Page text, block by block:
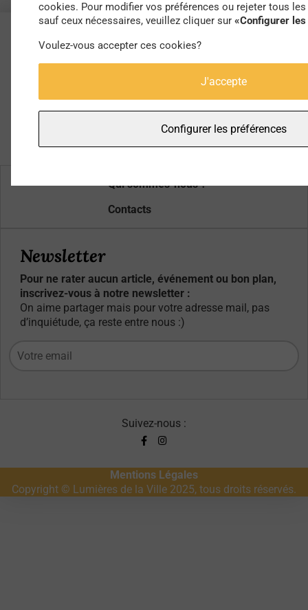
Qui sommes-nous ?
Contacts
Newsletter
Pour ne rater aucun article, événement ou bon plan,
inscrivez-vous à notre newsletter :
On aime partager mais pour votre adresse mail, pas
d’inquiétude, ça reste entre nous :)
Suivez-nous :
Mentions Légales
Copyright © Lumières de la Ville 2025, tous droits réservés.
cookies. Pour modifier vos préférences ou rejeter tous
sauf ceux nécessaires, veuillez cliquer sur«Configurer
Voulez-vous accepter ces cookies?
J'accepte
Configurer les préférences